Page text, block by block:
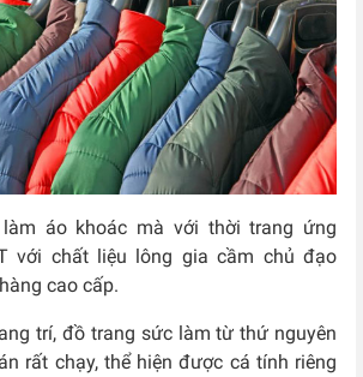
áo khoác mà với thời trang ứng
với chất liệu lông gia cầm chủ đạo
cao cấp.
trí, đồ trang sức làm từ thứ nguyên
rất chạy, thể hiện được cá tính riêng